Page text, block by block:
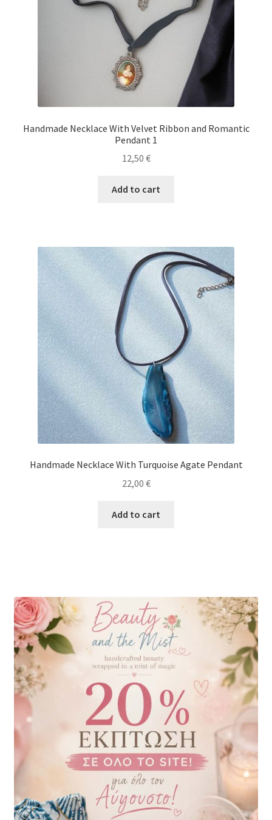
Handmade Necklace With Velvet Ribbon and Romantic
Pendant 1
12,50 €
Add to cart
Handmade Necklace With Turquoise Agate Pendant
22,00 €
Add to cart